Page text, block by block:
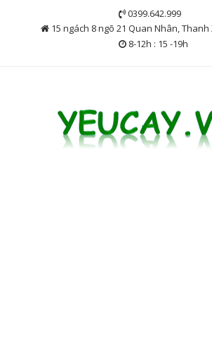
0399.642.999
15 ngách 8 ngõ 21 Quan Nhân, Thanh
8-12h : 15 -19h